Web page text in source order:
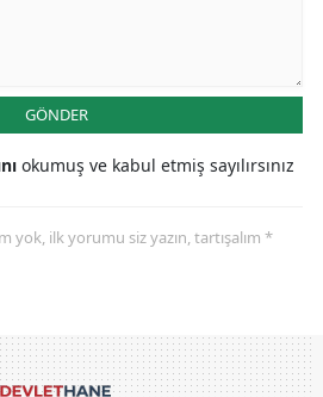
GÖNDER
okumuş ve kabul etmiş sayılırsınız
yok, ilk yorumu siz yazın, tartışalım *